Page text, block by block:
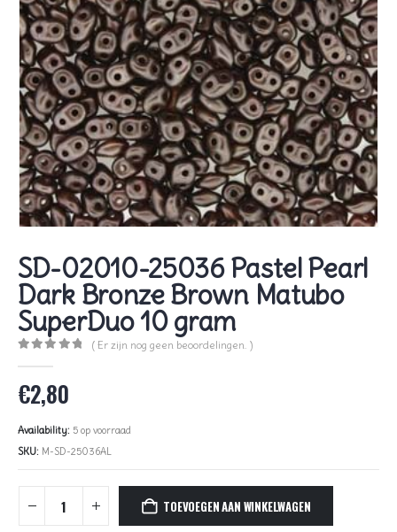
SD-02010-25036 Pastel Pearl
Dark Bronze Brown Matubo
SuperDuo 10 gram
( Er zijn nog geen beoordelingen. )
€2,80
Availability: 5 op voorraad
SKU: M-SD-25036AL
TOEVOEGEN AAN WINKELWAGEN